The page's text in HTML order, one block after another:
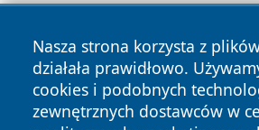
Nasza strona korzysta z
działała prawidłowo.
cookies i podobnych
zewnętrznych dostawców w
Copyright © 2026 czestochowanews.pl
zastrzeżone.